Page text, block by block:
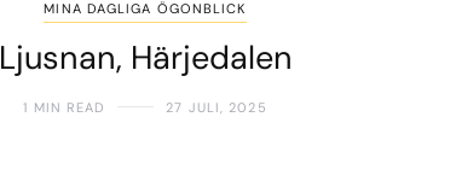
MINA DAGLIGA ÖGONBLICK
Ljusnan, Härjedalen
1 MIN READ 27 JULI, 2025